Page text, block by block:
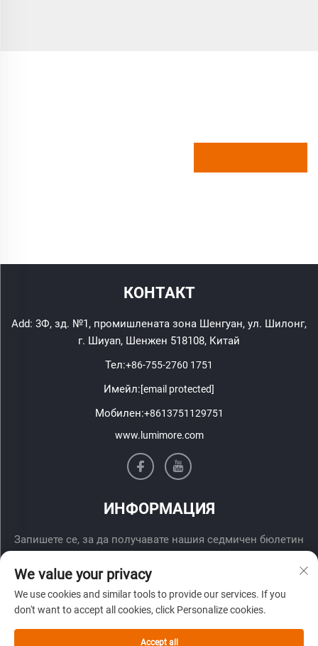
КОНТАКТ
Add: 3Ф, зд. №1, промишлената зона Шенгуан, ул. Шилонг,
г. Шиyan, Шенжен 518108, Китай
Тел:+86-755-2760 1751
Имейл:[email protected]
Мобилен:+8613751129751
www.lumimore.com
ИНФОРМАЦИЯ
Запишете се, за да получавате нашия седмичен бюлетин
We value your privacy
We use cookies and similar tools to provide our services. If you
don't want to accept all cookies, click Personalize cookies.
Accept all